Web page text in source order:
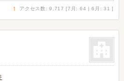
↑ アクセス数: 9,717 [7月: 64 | 6月: 31 ]